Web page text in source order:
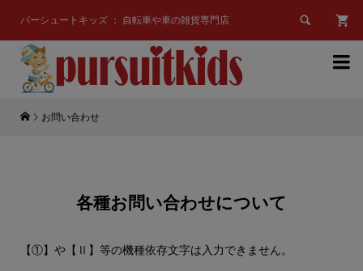
パーシュートキッズ ： 自転車や車の雑貨専門店 

お問い合わせ
各種お問い合わせについて
【①】や【Ⅱ】等の機種依存文字は入力できません。